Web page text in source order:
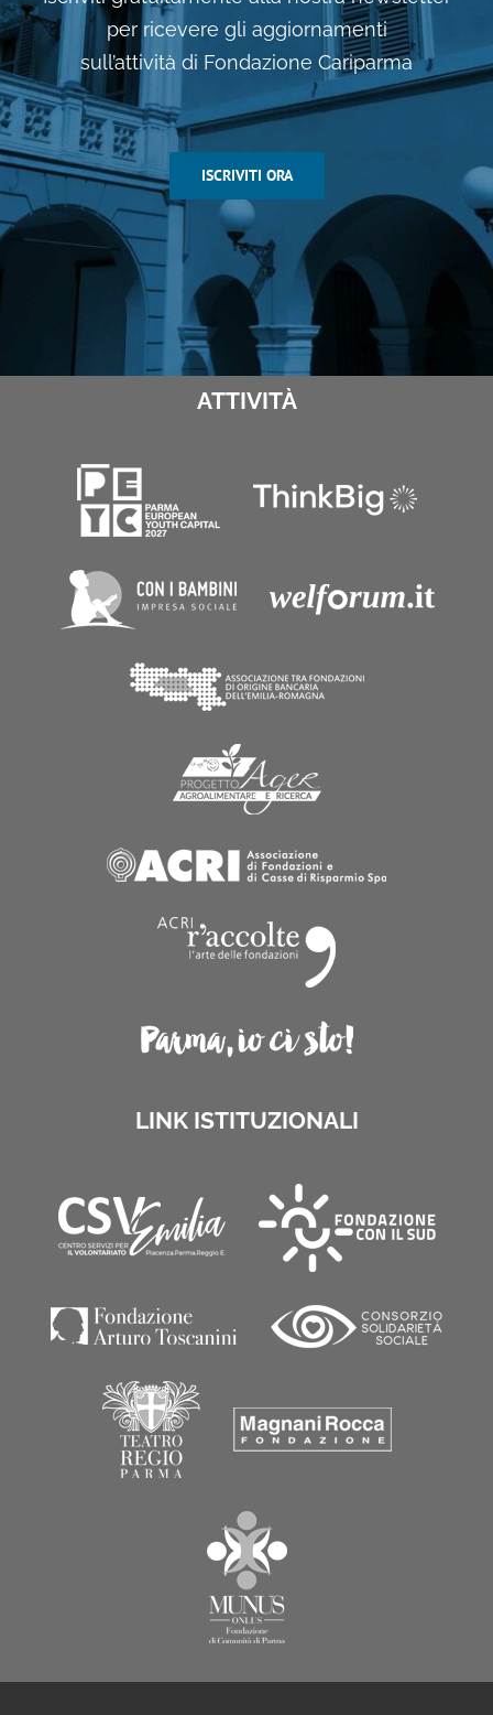
per ricevere gli aggiornamenti
sull’attività di Fondazione Cariparma
ISCRIVITI ORA
ATTIVITÀ
LINK ISTITUZIONALI